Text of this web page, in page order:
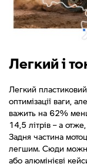
Легкий і
Легкий
оптимізації ваги,
важить на 62%
14,5 літрів – а
Задня частина
легшим. Сюди
або алюмінієві